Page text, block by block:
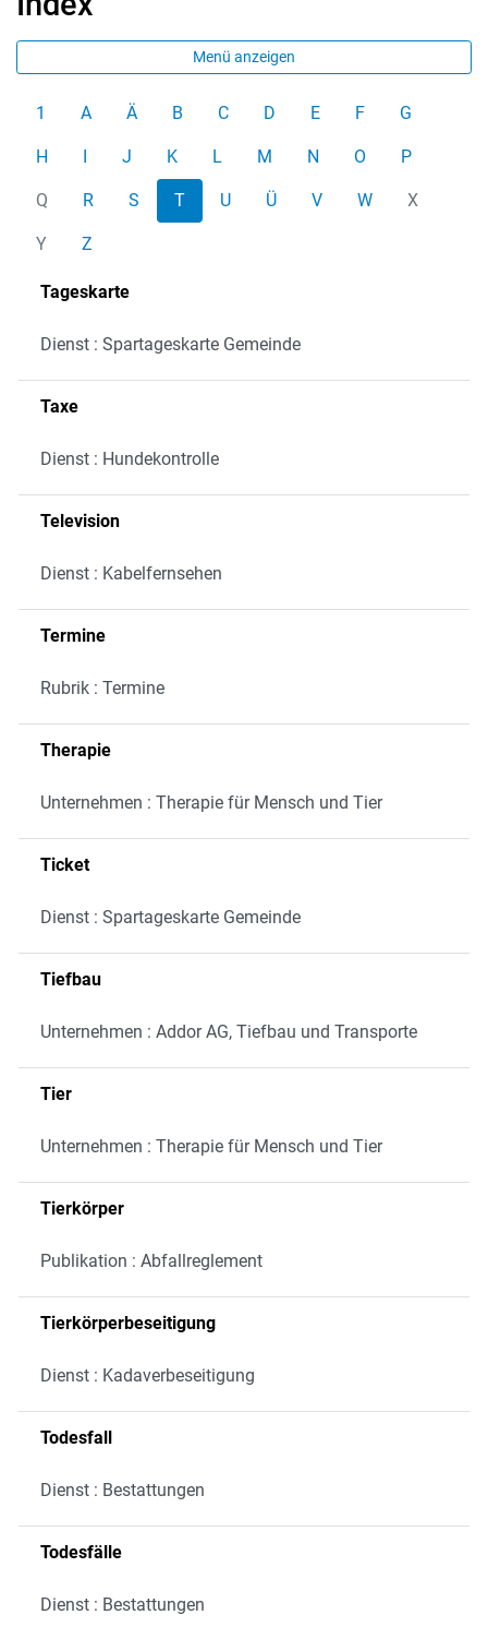
Menü anzeigen
1 A Ä B C D E F G
H J K L M N O P
Q R S T U Ü V W X
Y Z
Tageskarte
Dienst : Spartageskarte Gemeinde
Taxe
Dienst : Hundekontrolle
Television
Dienst : Kabelfernsehen
Termine
Rubrik : Termine
Therapie
Unternehmen : Therapie für Mensch und Tier
Ticket
Dienst : Spartageskarte Gemeinde
Tiefbau
Unternehmen : Addor AG, Tiefbau und Transporte
Tier
Unternehmen : Therapie für Mensch und Tier
Tierkörper
Publikation : Abfallreglement
Tierkörperbeseitigung
Dienst : Kadaverbeseitigung
Todesfall
Dienst : Bestattungen
Todesfälle
Dienst : Bestattungen